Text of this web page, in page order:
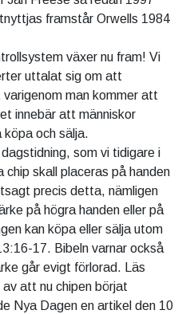
framstår Orwells 1984
växer nu fram! Vi
uttalat sig om att
man kommer att
innebär att människor
och sälja.
som vi tidigare i
skall placeras på handen
precis detta, nämligen
på högra handen eller på
kan köpa eller sälja utom
17. Bibeln varnar också
går evigt förlorad. Läs
att nu chipen börjat
Nya Dagen en artikel den 10